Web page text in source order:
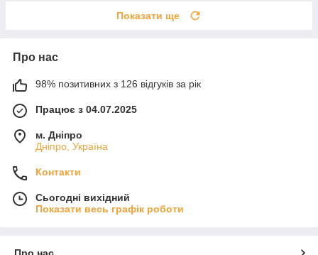
Показати ще
Про нас
98% позитивних з 126 відгуків за рік
Працює з 04.07.2025
м. Дніпро
Дніпро, Україна
Контакти
Сьогодні вихідний
Показати весь графік роботи